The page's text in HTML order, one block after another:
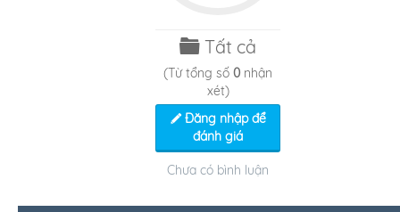
Tất cả
(Từ tổng số 0 nhận
xét)
Đăng nhập để
đánh giá
Chưa có bình luận